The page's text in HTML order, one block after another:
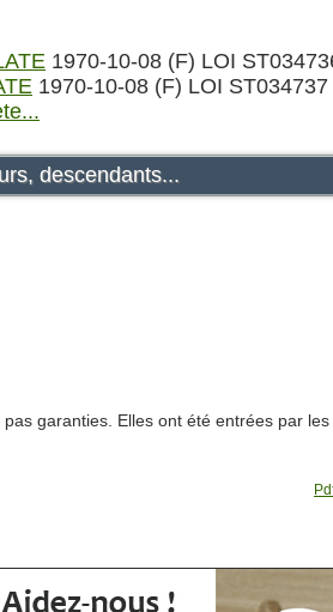
1970-10-08 (F) LOI
1970-10-08 (F) LOI ST034737
descendants...
garanties. Elles ont été entrées par